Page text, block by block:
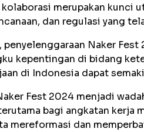
merupakan kunci
dan regulasi yang
penyelenggaraan Naker
kepentingan di bidang
di Indonesia dapat
Fest 2024 menjadi
bagi angkatan kerja
mereformasi dan